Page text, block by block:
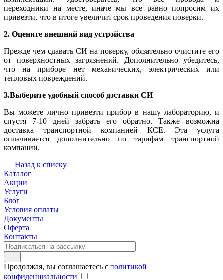
переходники на месте, иначе мы все равно попросим их
привезти, что в итоге увеличит срок проведения поверки.
2. Оцените внешний вид устройства
Прежде чем сдавать СИ на поверку, обязательно очистите его
от поверхностных загрязнений. Дополнительно убедитесь,
что на приборе нет механических, электрических или
тепловых повреждений.
3.Выберите удобный способ доставки СИ
Вы можете лично привезти прибор в нашу лабораторию, и
спустя 7-10 дней забрать его обратно. Также возможна
доставка транспортной компанией КСЕ. Эта услуга
оплачивается дополнительно по тарифам транспортной
компании.
Назад к списку
Каталог
Акции
Услуги
Блог
Условия оплаты
Документы
Оферта
Контакты
Продолжая, вы соглашаетесь с политикой
конфиденциальности